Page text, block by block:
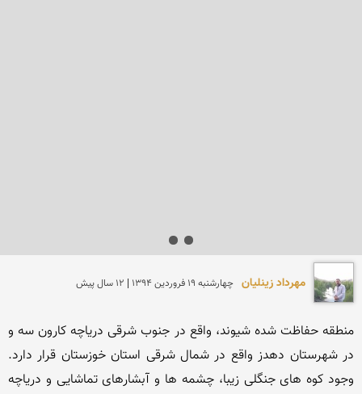
مهرداد زینلیان چهارشنبه 19 فروردين 1394 | 12 سال پیش